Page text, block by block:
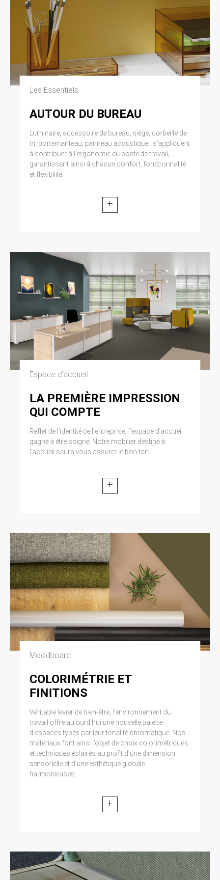
Les Essentiels
AUTOUR DU BUREAU
Luminaire, accessoire de bureau, siège, corbeille de
tri, portemanteau, panneau acoustique...s’appliquent
à contribuer à l’ergonomie du poste de travail,
garantissant ainsi à chacun confort, fonctionnalité
et flexibilité.
+
Espace d’accueil
LA PREMIÈRE IMPRESSION
QUI COMPTE
Reflet de l'identité de l'entreprise, l'espace d'accueil
gagne à être soigné. Notre mobilier destiné à
l’accueil saura vous assurer le bon ton.
+
Moodboard
COLORIMÉTRIE ET
FINITIONS
Véritable levier de bien-être, l’environnement du
travail offre aujourd’hui une nouvelle palette
d’espaces typés par leur tonalité chromatique. Nos
matériaux font ainsi l’objet de choix colorimétriques
et techniques éclairés au profit d’une dimension
sensorielle et d’une esthétique globale
harmonieuses.
+